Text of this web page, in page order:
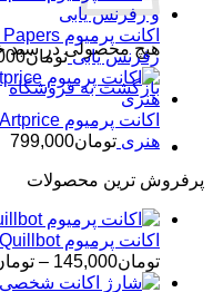
هیچ محصولی در سبد
بازگشت به فروشگاه
رفرنس یابی تومان
هنری تومان799,000
پرفروش ترین محصولات
اکانت پرمیوم Quillbot - پارافریز و ویرایش متون انگلیسی
تومان145,000
–